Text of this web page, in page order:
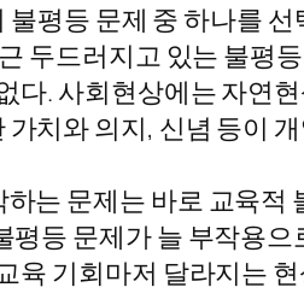
평등 문제 중 하나를
두드러지고 있는 불평
. 사회현상에는 자연
치와 의지, 신념 등이
는 문제는 바로 교육적
등 문제가 늘 부작용
육 기회마저 달라지는